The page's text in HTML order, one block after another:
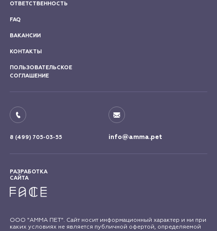
ОТВЕТСТВЕННОСТЬ
FAQ
ВАКАНСИИ
КОНТАКТЫ
ПОЛЬЗОВАТЕЛЬСКОЕ
СОГЛАШЕНИЕ
8 (499) 705-03-55 info@amma.pet
РАЗРАБОТКА
САЙТА
ООО "АММА ПЕТ". Сайт носит информационный характер и ни при
каких условиях не является публичной офертой, определяемой